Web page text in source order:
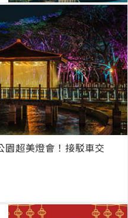
園超美燈會！接駁車交